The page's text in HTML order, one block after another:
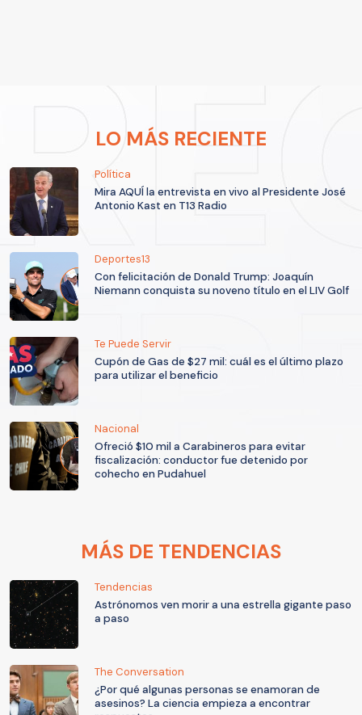
LO MÁS RECIENTE
Política
Mira AQUÍ la entrevista en vivo al Presidente José
Antonio Kast en T13 Radio
Deportes13
Con felicitación de Donald Trump: Joaquín
Niemann conquista su noveno título en el LIV Golf
Te Puede Servir
Cupón de Gas de $27 mil: cuál es el último plazo
para utilizar el beneficio
Nacional
Ofreció $10 mil a Carabineros para evitar
fiscalización: conductor fue detenido por
cohecho en Pudahuel
MÁS DE TENDENCIAS
Tendencias
Astrónomos ven morir a una estrella gigante paso
a paso
The Conversation
¿Por qué algunas personas se enamoran de
asesinos? La ciencia empieza a encontrar